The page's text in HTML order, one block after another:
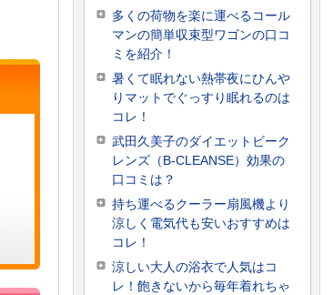
多くの荷物を楽に運べるコール
マンの簡単収束型ワゴンの口コ
ミを紹介！
暑くて眠れない熱帯夜にひんや
りマットでぐっすり眠れるのは
コレ！
武田久美子のダイエットビーク
レンズ（B-CLEANSE）効果の
口コミは？
持ち運べるクーラー扇風機より
涼しく電気代も安いおすすめは
コレ！
涼しい大人の浴衣で人気はコ
レ！飽きないから毎年着れちゃ